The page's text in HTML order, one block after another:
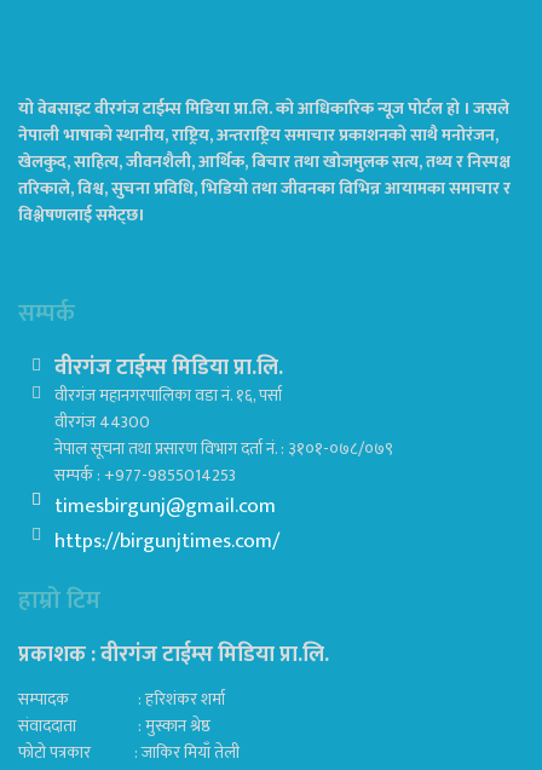
यो वेबसाइट वीरगंज टाईम्स मिडिया प्रा.लि. को आधिकारिक न्यूज पोर्टल हो । जसले
नेपाली भाषाको स्थानीय, राष्ट्रिय, अन्तराष्ट्रिय समाचार प्रकाशनको साथै मनोरंजन,
खेलकुद, साहित्य, जीवनशैली, आर्थिक, बिचार तथा खोजमुलक सत्य, तथ्य र निस्पक्ष
तरिकाले, विश्व, सुचना प्रविधि, भिडियो तथा जीवनका विभिन्न आयामका समाचार र
विश्लेषणलाई समेट्छ।
सम्पर्क
वीरगंज टाईम्स मिडिया प्रा.लि.
वीरगंज महानगरपालिका वडा नं. १६, पर्सा
वीरगंज 44300
नेपाल सूचना तथा प्रसारण विभाग दर्ता नं. : ३१०१-०७८/०७९
सम्पर्क : +977-9855014253
timesbirgunj@gmail.com
https://birgunjtimes.com/
हाम्रो टिम
प्रकाशक : वीरगंज टाईम्स मिडिया प्रा‍.लि.
सम्पादक : हरिशंकर शर्मा
संवाददाता : मुस्कान श्रेष्ठ
फोटो पत्रकार : जाकिर मियाँ तेली